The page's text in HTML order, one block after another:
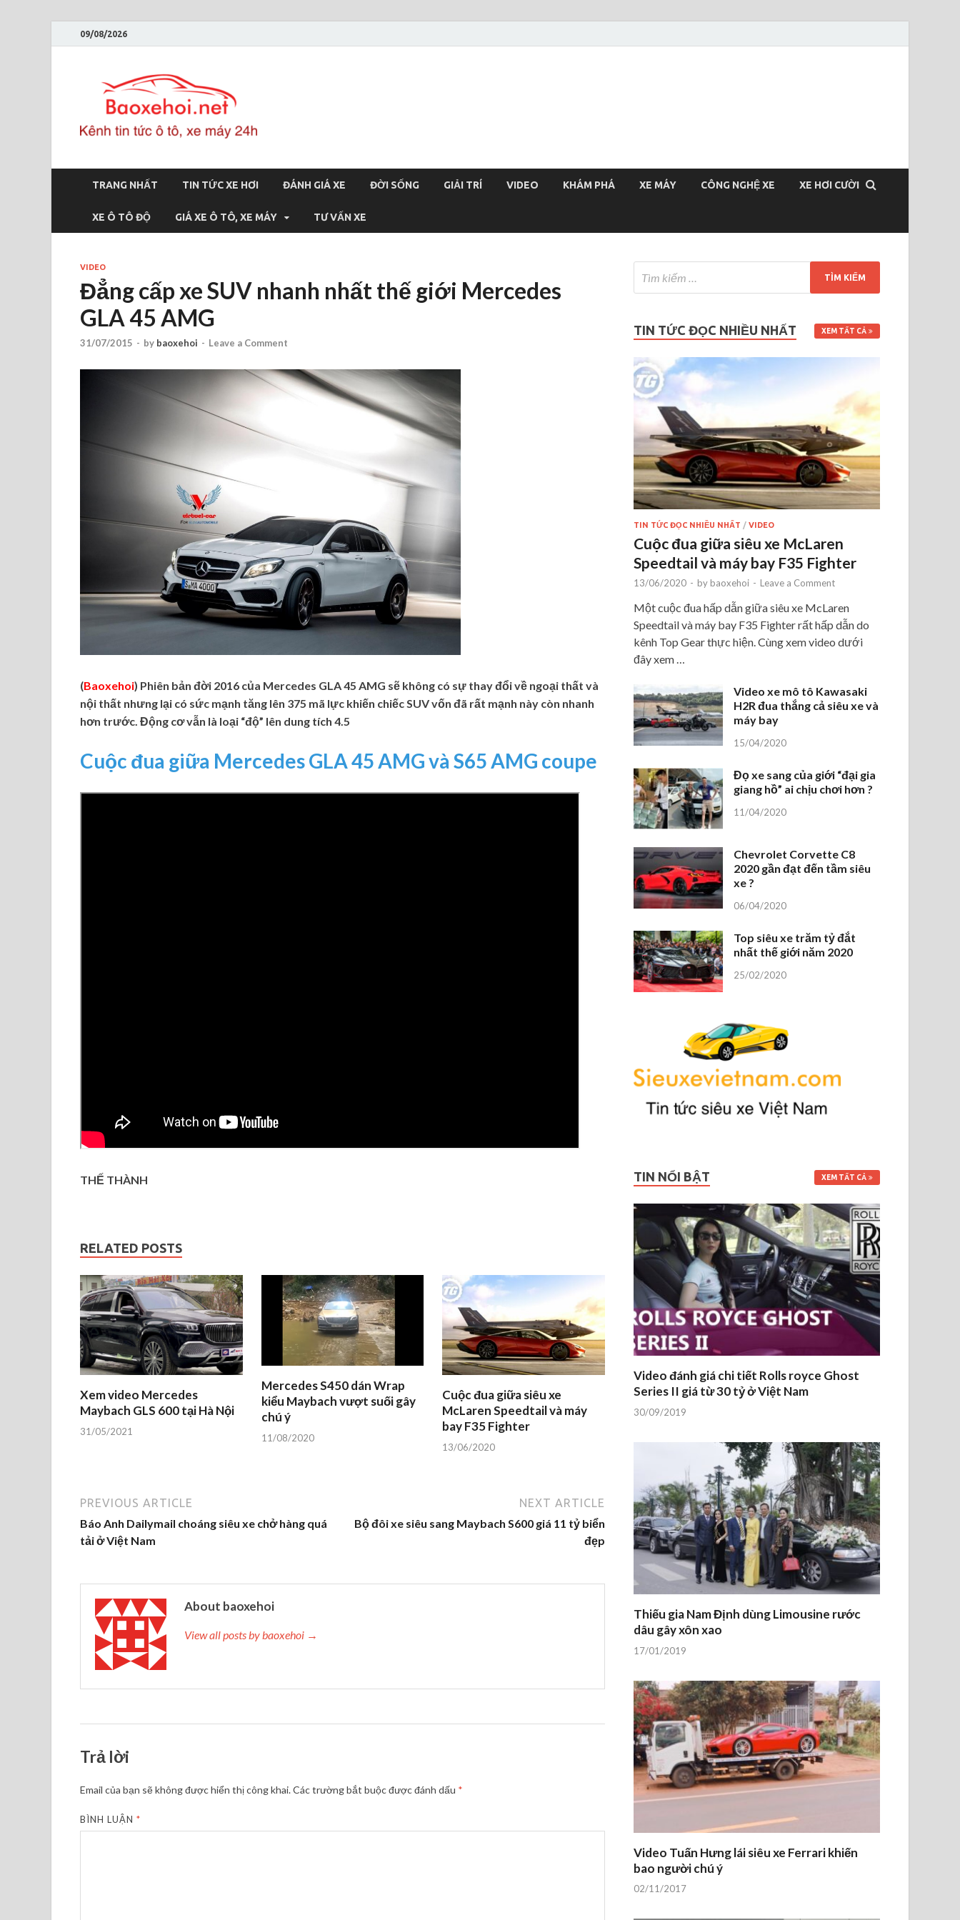
09/08/2026
TRANG NHẤT TIN TỨC XE HƠI ĐÁNH GIÁ XE ĐỜI SỐNG GIẢI TRÍ VIDEO KHÁM PHÁ XE MÁY CÔNG NGHỆ XE XE HƠI CƯỜI
XE Ô TÔ ĐỘ GIÁ XE Ô TÔ, XE MÁY TƯ VẤN XE
VIDEO
Đẳng cấp xe SUV nhanh nhất thế giới Mercedes
GLA 45 AMG
31/07/2015 - by baoxehoi - Leave a Comment
(Baoxehoi) Phiên bản đời 2016 của Mercedes GLA 45 AMG sẽ không có sự thay đổi về ngoại thất và
nội thất nhưng lại có sức mạnh tăng lên 375 mã lực khiến chiếc SUV vốn đã rất mạnh này còn nhanh
hơn trước. Động cơ vẫn là loại “độ” lên dung tích 4.5
Cuộc đua giữa Mercedes GLA 45 AMG và S65 AMG coupe
THẾ THÀNH
RELATED POSTS
Xem video Mercedes
Maybach GLS 600 tại Hà Nội
31/05/2021
Mercedes S450 dán Wrap
kiểu Maybach vượt suối gây
chú ý
11/08/2020
Cuộc đua giữa siêu xe
McLaren Speedtail và máy
bay F35 Fighter
13/06/2020
PREVIOUS ARTICLE
Báo Anh Dailymail choáng siêu xe chở hàng quá
tải ở Việt Nam
NEXT ARTICLE
Bộ đôi xe siêu sang Maybach S600 giá 11 tỷ biển
đẹp
About baoxehoi
View all posts by baoxehoi →
Trả lời
Email của bạn sẽ không được hiển thị công khai.Các trường bắt buộc được đánh dấu *
BÌNH LUẬN*
TIN TỨC ĐỌC NHIỀU NHẤT XEM TẤT CẢ
TIN TỨC ĐỌC NHIỀU NHẤT /VIDEO
Cuộc đua giữa siêu xe McLaren
Speedtail và máy bay F35 Fighter
13/06/2020 - by baoxehoi - Leave a Comment
Một cuộc đua hấp dẫn giữa siêu xe McLaren
Speedtail và máy bay F35 Fighter rất hấp dẫn do
kênh Top Gear thực hiện. Cùng xem video dưới
đây xem …
Video xe mô tô Kawasaki
H2R đua thắng cả siêu xe và
máy bay
15/04/2020
Đọ xe sang của giới “đại gia
giang hồ” ai chịu chơi hơn ?
11/04/2020
Chevrolet Corvette C8
2020 gần đạt đến tầm siêu
xe ?
06/04/2020
Top siêu xe trăm tỷ đắt
nhất thế giới năm 2020
25/02/2020
TIN NỔI BẬT XEM TẤT CẢ
Video đánh giá chi tiết Rolls royce Ghost
Series II giá từ 30 tỷ ở Việt Nam
30/09/2019
Thiếu gia Nam Định dùng Limousine rước
dâu gây xôn xao
17/01/2019
Video Tuấn Hưng lái siêu xe Ferrari khiến
bao người chú ý
02/11/2017